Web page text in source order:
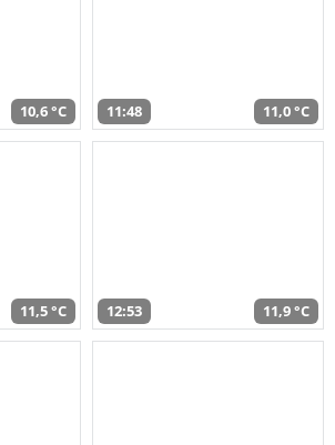
10,6 °C 11:48 11,0 °C
11,5 °C 12:53 11,9 °C